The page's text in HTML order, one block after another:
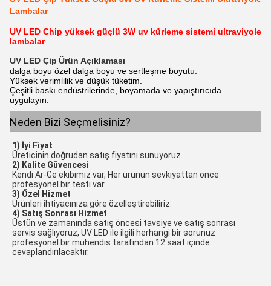
Lambalar
UV LED Chip yüksek güçlü 3W uv kürleme sistemi ultraviyole
lambalar
UV LED Çip Ürün Açıklaması
dalga boyu özel dalga boyu ve sertleşme boyutu.
Yüksek verimlilik ve düşük tüketim.
Çeşitli baskı endüstrilerinde, boyamada ve yapıştırıcıda
uygulayın.
Neden Bizi Seçmelisiniz?
1) İyi Fiyat
Üreticinin doğrudan satış fiyatını sunuyoruz.
2) Kalite Güvencesi
Kendi Ar-Ge ekibimiz var, Her ürünün sevkıyattan önce
profesyonel bir testi var.
3) Özel Hizmet
Ürünleri ihtiyacınıza göre özelleştirebiliriz.
4) Satış Sonrası Hizmet
Üstün ve zamanında satış öncesi tavsiye ve satış sonrası
servis sağlıyoruz, UV LED ile ilgili herhangi bir sorunuz
profesyonel bir mühendis tarafından 12 saat içinde
cevaplandırılacaktır.